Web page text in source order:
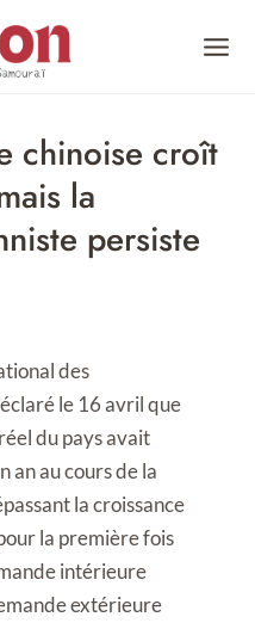
chinoise croît
la
persiste
des
le 16 avril que
du pays avait
an au cours de la
la croissance
la première fois
intérieure
extérieure